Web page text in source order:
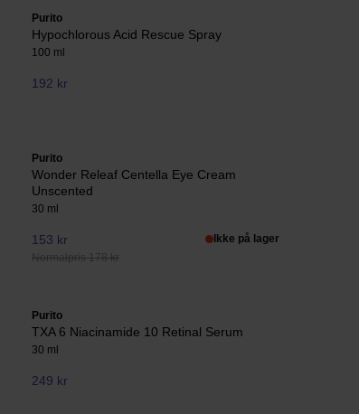
Purito
Hypochlorous Acid Rescue Spray
100 ml
192 kr
Purito
Wonder Releaf Centella Eye Cream
Unscented
30 ml
153 kr
Normalpris 178 kr
Ikke på lager
Purito
TXA 6 Niacinamide 10 Retinal Serum
30 ml
249 kr